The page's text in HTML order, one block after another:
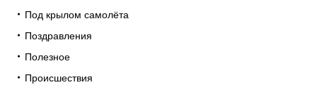
Под крылом самолёта
Поздравления
Полезное
Происшествия